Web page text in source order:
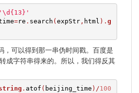
=re . search ( expStr, html ). g
，可以得到那一串伪时间戳。百度是
成字符串得来的。所以，我们得反其
. atof ( beijing_time )/100